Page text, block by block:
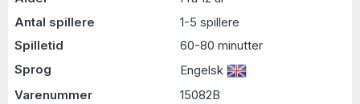
Antal spillere
1-5 spillere
Spilletid
60-80 minutter
Sprog
Engelsk
Varenummer
15082B